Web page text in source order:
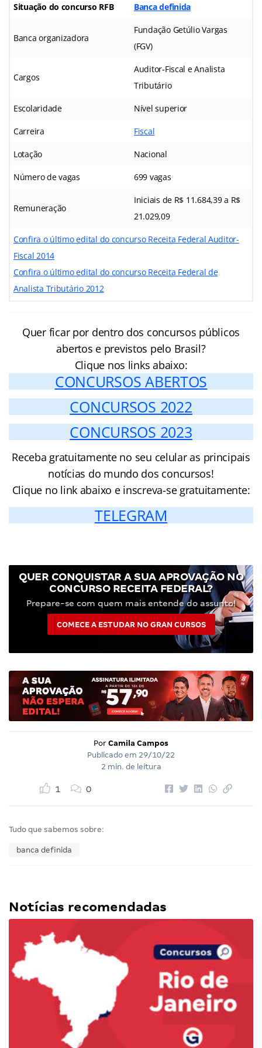
Situação do concurso RFB Banca definida
Banca organizadora
Fundação Getúlio Vargas
(FGV)
Cargos
Auditor-Fiscal e Analista
Tributário
Escolaridade Nível superior
Carreira Fiscal
Lotação Nacional
Número de vagas 699 vagas
Remuneração
Iniciais de R$ 11.684,39 a R$
21.029,09
Confira o último edital do concurso Receita Federal Auditor-
Fiscal 2014
Confira o último edital do concurso Receita Federal de
Analista Tributário 2012
Quer ficar por dentro dos concursos públicos
abertos e previstos pelo Brasil?
Clique nos links abaixo:
CONCURSOS ABERTOS
CONCURSOS 2022
CONCURSOS 2023
Receba gratuitamente no seu celular as principais
notícias do mundo dos concursos!
Clique no link abaixo e inscreva-se gratuitamente:
TELEGRAM
QUER CONQUISTAR A SUA APROVAÇÃO NO
CONCURSO RECEITA FEDERAL?
Prepare-se com quem mais entende do assunto!
COMECE A ESTUDAR NO GRAN CURSOS
Por Camila Campos
Publicado em 29/10/22
2 min. de leitura
1 0
Tudo que sabemos sobre:
banca definida
Notícias recomendadas